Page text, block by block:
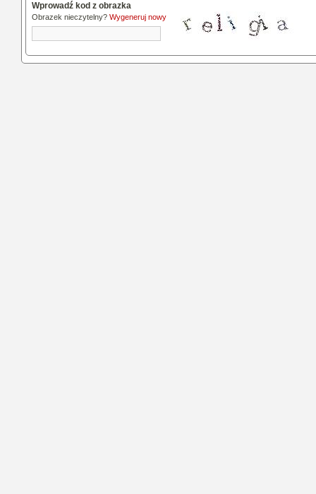
Wprowadź kod z obrazka
Obrazek nieczytelny? Wygeneruj nowy